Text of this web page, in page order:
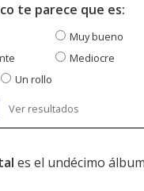
te parece que es:
Muy bueno
Mediocre
Un rollo
Ver resultados
es el undécimo